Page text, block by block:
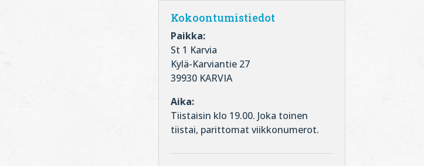
Kokoontumistiedot
Paikka:
St 1 Karvia
Kylä-Karviantie 27
39930 KARVIA
Aika:
Tiistaisin klo 19.00. Joka toinen
tiistai, parittomat viikkonumerot.